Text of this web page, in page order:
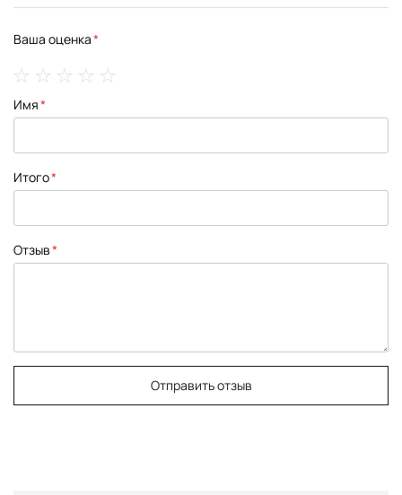
Ваша оценка
star
stars
stars
stars
stars
Имя
Итого
Отзыв
Отправить отзыв